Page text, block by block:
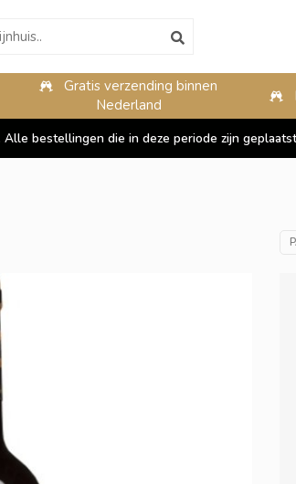
Gratis verzending binnen
Nederland
bestellingen die in deze periode zijn